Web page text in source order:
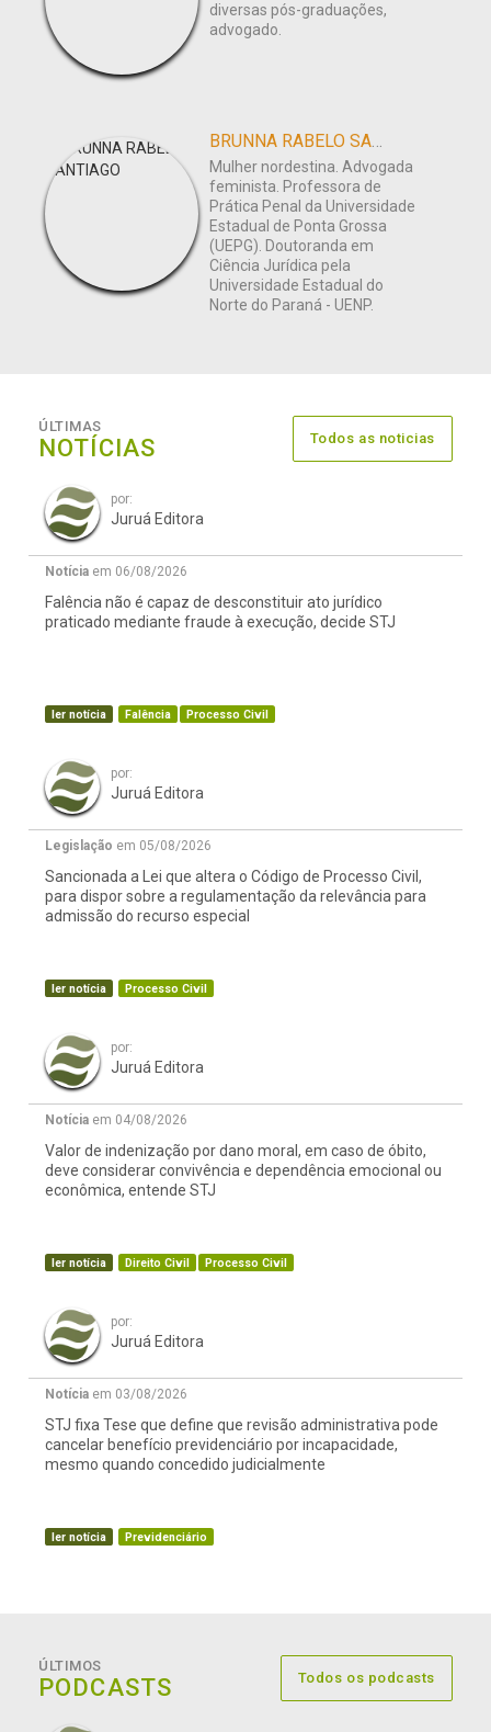
diversas pós-graduações,
advogado.
BRUNNA RABELO SANTIAGO
Mulher nordestina. Advogada
feminista. Professora de
Prática Penal da Universidade
Estadual de Ponta Grossa
(UEPG). Doutoranda em
Ciência Jurídica pela
Universidade Estadual do
Norte do Paraná - UENP.
ÚLTIMAS
NOTÍCIAS Todos as noticias
por:
Juruá Editora
Notícia em 06/08/2026
Falência não é capaz de desconstituir ato jurídico
praticado mediante fraude à execução, decide STJ
ler notícia Falência Processo Civil
por:
Juruá Editora
Legislação em 05/08/2026
Sancionada a Lei que altera o Código de Processo Civil,
para dispor sobre a regulamentação da relevância para
admissão do recurso especial
ler notícia Processo Civil
por:
Juruá Editora
Notícia em 04/08/2026
Valor de indenização por dano moral, em caso de óbito,
deve considerar convivência e dependência emocional ou
econômica, entende STJ
ler notícia Direito Civil Processo Civil
por:
Juruá Editora
Notícia em 03/08/2026
STJ fixa Tese que define que revisão administrativa pode
cancelar benefício previdenciário por incapacidade,
mesmo quando concedido judicialmente
ler notícia Previdenciário
ÚLTIMOS
PODCASTS Todos os podcasts